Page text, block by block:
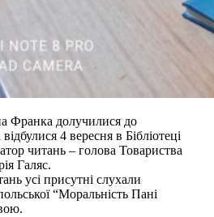
Франка долучилися до
4 вересня в Бібліотеці
читань – голова Товариства
Галяс.
усі присутні слухали
“Моральність Пані